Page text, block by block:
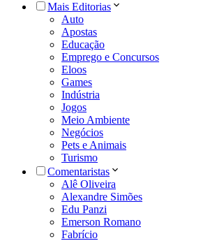
Mais Editorias
Auto
Apostas
Educação
Emprego e Concursos
Eloos
Games
Indústria
Jogos
Meio Ambiente
Negócios
Pets e Animais
Turismo
Comentaristas
Alê Oliveira
Alexandre Simões
Edu Panzi
Emerson Romano
Fabrício